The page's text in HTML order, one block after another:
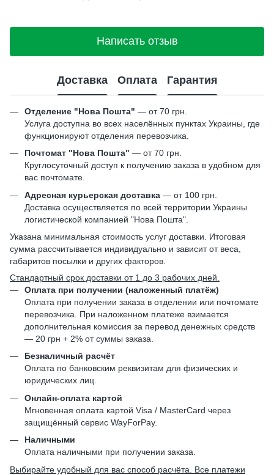
Написать отзыв
Доставка Оплата Гарантия
Отделение "Нова Пошта" — от 70 грн.
Услуга доступна во всех населённых пунктах Украины, где
функционируют отделения перевозчика.
Почтомат "Нова Пошта" — от 70 грн.
Круглосуточный доступ к получению заказа в удобном для
вас почтомате.
Адресная курьерская доставка — от 100 грн.
Доставка осуществляется по всей территории Украины
логистической компанией "Нова Пошта".
Указана минимальная стоимость услуг доставки. Итоговая
сумма рассчитывается индивидуально и зависит от веса,
габаритов посылки и других факторов.
Стандартный срок доставки от 1 до 3 рабочих дней.
Оплата при получении (наложенный платёж)
Оплата при получении заказа в отделении или почтомате
перевозчика. При наложенном платеже взимается
дополнительная комиссия за перевод денежных средств
— 20 грн + 2% от суммы заказа.
Безналичный расчёт
Оплата по банковским реквизитам для физических и
юридических лиц.
Онлайн-оплата картой
Мгновенная оплата картой Visa / MasterCard через
защищённый сервис WayForPay.
Наличными
Оплата наличными при получении заказа.
Выбирайте удобный для вас способ расчёта. Все платежи